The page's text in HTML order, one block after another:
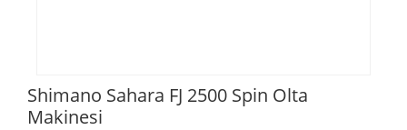
Shimano Sahara FJ 2500 Spin Olta
Makinesi